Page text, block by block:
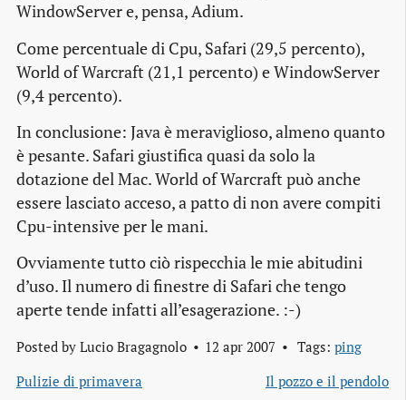
WindowServer e, pensa, Adium.
Come percentuale di Cpu, Safari (29,5 percento),
World of Warcraft (21,1 percento) e WindowServer
(9,4 percento).
In conclusione: Java è meraviglioso, almeno quanto
è pesante. Safari giustifica quasi da solo la
dotazione del Mac. World of Warcraft può anche
essere lasciato acceso, a patto di non avere compiti
Cpu-intensive per le mani.
Ovviamente tutto ciò rispecchia le mie abitudini
d’uso. Il numero di finestre di Safari che tengo
aperte tende infatti all’esagerazione. :-)
Posted by Lucio Bragagnolo 12 apr 2007 Tags: ping
Pulizie di primavera
Il pozzo e il pendolo